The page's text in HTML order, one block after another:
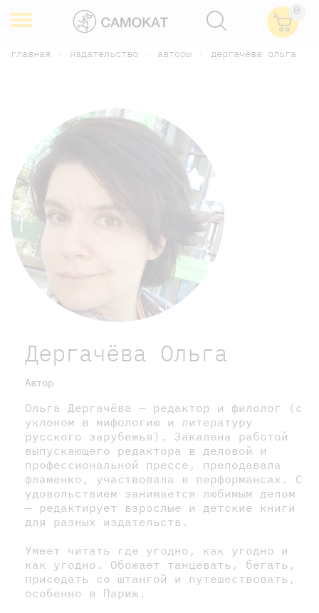
0
главная издательство авторы дергачёва ольга
Дергачёва Ольга
Автор
Ольга Дергачёва — редактор и филолог (с
уклоном в мифологию и литературу
русского зарубежья). Закалена работой
выпускающего редактора в деловой и
профессиональной прессе, преподавала
фламенко, участвовала в перформансах. С
удовольствием занимается любимым делом
— редактирует взрослые и детские книги
для разных издательств.
Умеет читать где угодно, как угодно и
как угодно. Обожает танцевать, бегать,
приседать со штангой и путешествовать,
особенно в Париж.